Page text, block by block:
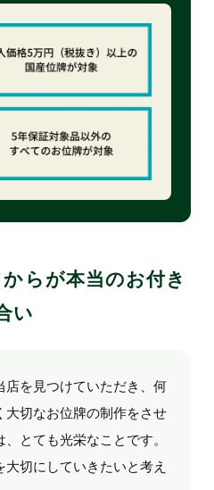
らが本当のお付き
い
店を見つけていただき、何
大切なお位牌の制作をさせ
とても光栄なことです。
切にしていきたいと考え